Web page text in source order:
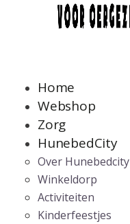
Home
Webshop
Zorg
HunebedCity
Over Hunebedcity
Winkeldorp
Activiteiten
Kinderfeestjes